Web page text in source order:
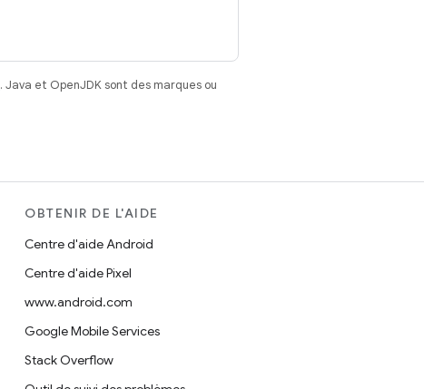
. Java et OpenJDK sont des marques ou
OBTENIR DE L'AIDE
Centre d'aide Android
Centre d'aide Pixel
www.android.com
Google Mobile Services
Stack Overflow